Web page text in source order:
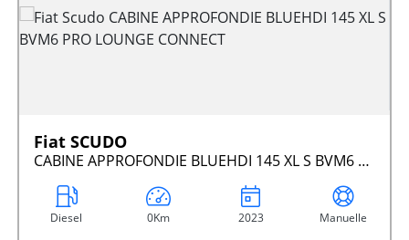
Fiat SCUDO
CABINE APPROFONDIE BLUEHDI 145 XL S BVM6 PRO LOUNGE CONNECT
Diesel 0Km 2023 Manuelle